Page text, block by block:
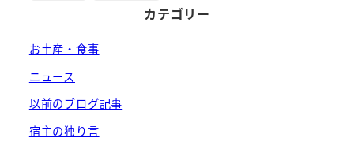
カテゴリー
お土産・食事
ニュース
以前のブログ記事
宿主の独り言